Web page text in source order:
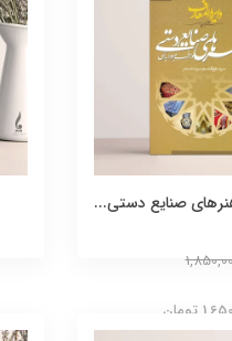
صنایع دستی...
تومان